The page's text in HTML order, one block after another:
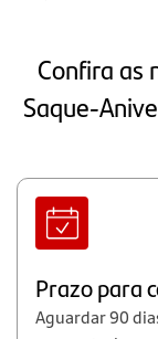
Confira as
Saque-
Prazo para
Aguardar 90